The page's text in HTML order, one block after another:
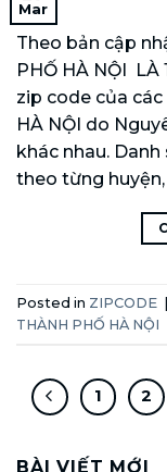
Mar
Theo bản cập
PHỐ HÀ NỘI
zip code của
HÀ NỘI do
khác nhau.
theo từng
Posted in ZIPCODE |
THÀNH PHỐ HÀ NỘI
1 2
BÀI VIẾT MỚI